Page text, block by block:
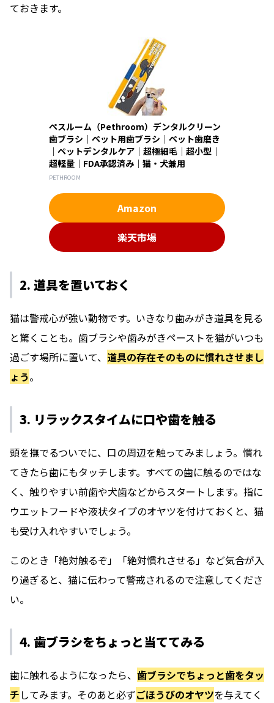
ておきます。
ぺスルーム（Pethroom）デンタルクリーン
歯ブラシ｜ペット用歯ブラシ｜ペット歯磨き
｜ペットデンタルケア｜超極細毛｜超小型｜
超軽量｜FDA承認済み｜猫・犬兼用
PETHROOM
Amazon
楽天市場
2. 道具を置いておく
猫は警戒心が強い動物です。いきなり歯みがき道具を見る
と驚くことも。歯ブラシや歯みがきペーストを猫がいつも
過ごす場所に置いて、 道具の存在そのものに慣れさせまし
ょう。
3. リラックスタイムに口や歯を触る
頭を撫でるついでに、口の周辺を触ってみましょう。慣れ
てきたら歯にもタッチします。すべての歯に触るのではな
く、触りやすい前歯や犬歯などからスタートします。指に
ウエットフードや液状タイプのオヤツを付けておくと、猫
も受け入れやすいでしょう。
このとき「絶対触るぞ」「絶対慣れさせる」など気合が入
り過ぎると、猫に伝わって警戒されるので注意してくださ
い。
4. 歯ブラシをちょっと当ててみる
歯に触れるようになったら、 歯ブラシでちょっと歯をタッ
チしてみます。そのあと必ずごほうびのオヤツを与えてく